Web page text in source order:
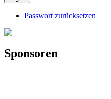
Passwort zurücksetzen
Sponsoren